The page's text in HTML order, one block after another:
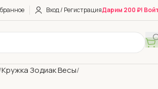
Вход / РегистрацияДарим 200 ₽!
Кружка Зодиак Весы